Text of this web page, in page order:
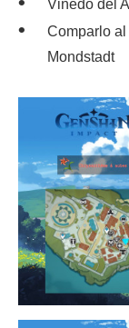
Viñedo del
Comparlo
Mondstadt